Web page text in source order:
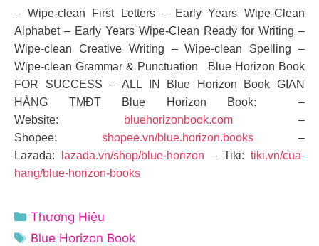
– Wipe-clean First Letters – Early Years Wipe-Clean
Alphabet – Early Years Wipe-Clean Ready for Writing –
Wipe-clean Creative Writing – Wipe-clean Spelling –
Wipe-clean Grammar & Punctuation Blue Horizon Book
FOR SUCCESS – ALL IN Blue Horizon Book GIAN
HÀNG TMĐT Blue Horizon Book: –
Website:
bluehorizonbook.com –
Shopee: shopee.vn/blue.horizon.books –
Lazada:
lazada.vn/shop/blue-horizon – Tiki: tiki.vn/cua-
hang/blue-horizon-books
Danh
mục
Thương Hiệu
Thẻ
Blue Horizon Book